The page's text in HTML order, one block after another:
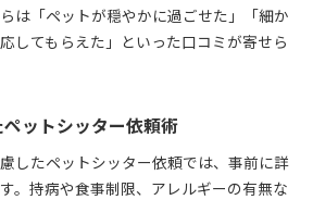
は「ペットが穏やかに過ごせた」「細か
してもらえた」といった口コミが寄せら
ットシッター依頼術
したペットシッター依頼では、事前に詳
。持病や食事制限、アレルギーの有無な